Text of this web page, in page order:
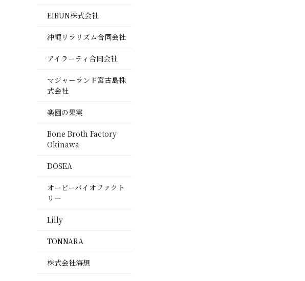
EIBUN株式会社
沖縄リラリズム合同会社
アイラーティ合同会社
マジャーランド宮古島株
式会社
楽園の果実
Bone Broth Factory
Okinawa
DOSEA
オーピーバイオファクト
リー
Lilly
TONNARA
株式会社海想